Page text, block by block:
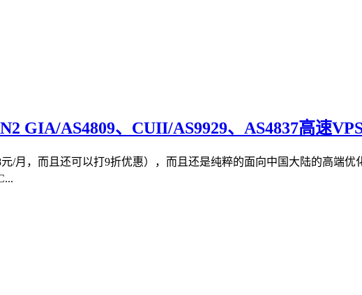
GIA/AS4809、CUII/AS9929、AS4837高速
/月，而且还可以打9折优惠），而且还是纯粹的面向中国大陆的高端